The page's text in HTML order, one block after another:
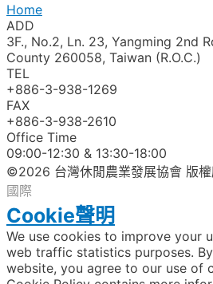
Home
ADD
3F., No.2, Ln. 23, Yangming 2nd
County 260058, Taiwan (R.O.C.)
TEL
+886-3-938-1269​
FAX
+886-3-938-2610
Office Time
09:00-12:30 & 13:30-18:00
©2026 台灣休閒農業發展協會 版權
國際
Cookie聲明
We use cookies to improve your
web traffic statistics purposes.
website, you agree to our use of